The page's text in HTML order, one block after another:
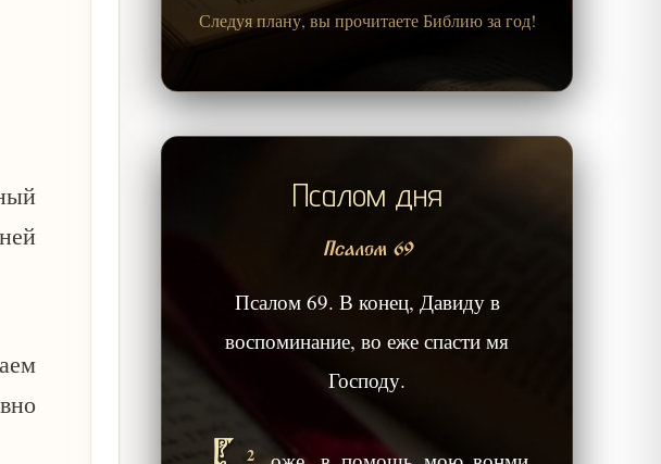
Следуя плану, вы прочитаете Библию за год!
Псалом дня
Псалом 69
Псалом 69. В конец, Давиду в
воспоминание, во еже спасти мя
Господу.
2